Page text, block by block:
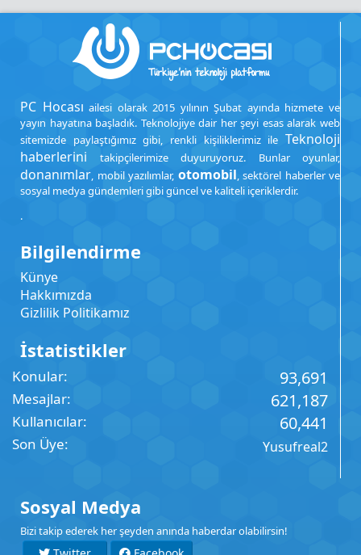
PC Hocası ailesi olarak 2015 yılının Şubat ayında hizmete ve
yayın hayatına başladık. Teknolojiye dair her şeyi esas alarak web
sitemizde paylaştığımız gibi, renkli kişiliklerimiz ile Teknoloji
haberlerini takipçilerimize duyuruyoruz. Bunlar oyunlar,
donanımlar, mobil yazılımlar, otomobil, sektörel haberler ve
sosyal medya gündemleri gibi güncel ve kaliteli içeriklerdir.
.
Bilgilendirme
Künye
Hakkımızda
Gizlilik Politikamız
İstatistikler
Konular 93,691
Mesajlar 621,187
Kullanıcılar 60,441
Son Üye Yusufreal2
Sosyal Medya
Bizi takip ederek her şeyden anında haberdar olabilirsin!